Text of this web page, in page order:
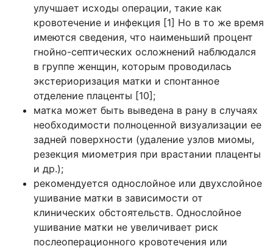
улучшает исходы операции, такие как
кровотечение и инфекция [1] Но в то же время
имеются сведения, что наименьший процент
гнойно-септических осложнений наблюдался
в группе женщин, которым проводилась
экстериоризация матки и спонтанное
отделение плаценты [10];
матка может быть выведена в рану в случаях
необходимости полноценной визуализации ее
задней поверхности (удаление узлов миомы,
резекция миометрия при врастании плаценты
и др.);
рекомендуется однослойное или двухслойное
ушивание матки в зависимости от
клинических обстоятельств. Однослойное
ушивание матки не увеличивает риск
послеоперационного кровотечения или